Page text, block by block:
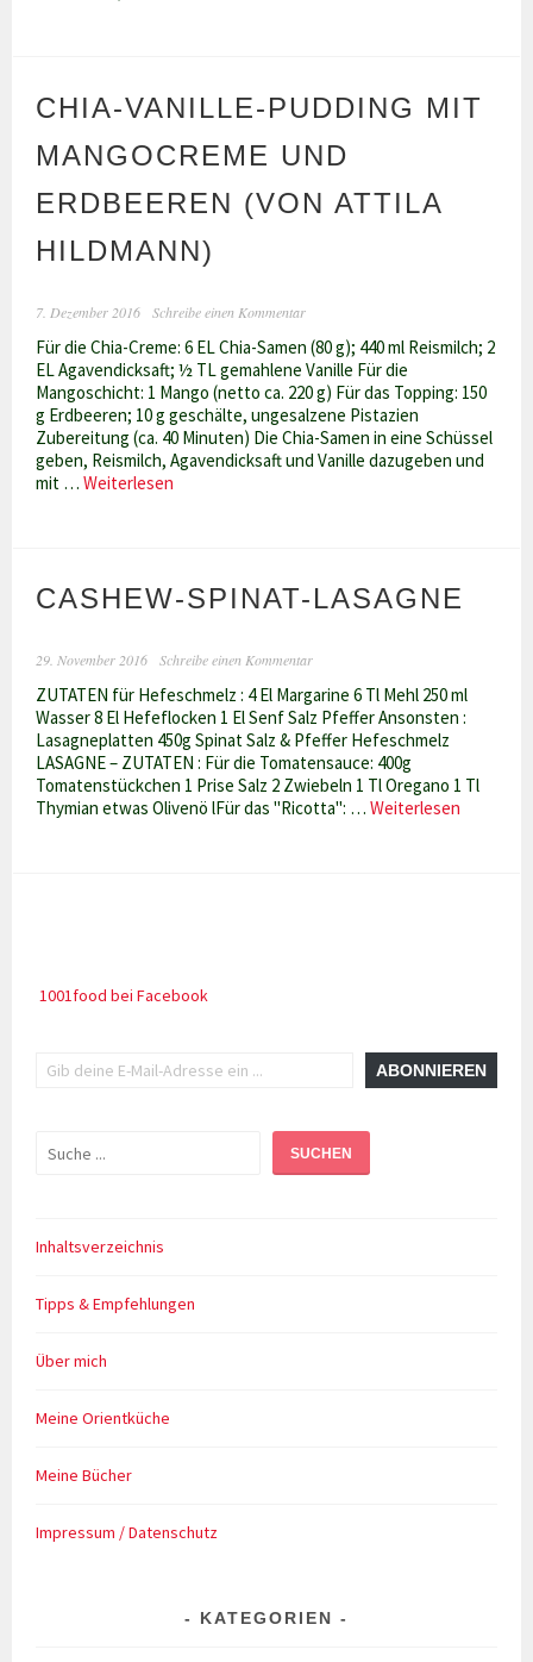
Creme
Hirse-
Vanille-
Boden
(Attila
CHIA-VANILLE-PUDDING MIT
MANGOCREME UND
ERDBEEREN (VON ATTILA
HILDMANN)
7. Dezember 2016 Schreibe einen Kommentar
Für die Chia-Creme: 6 EL Chia-Samen (80 g); 440 ml Reismilch; 2
EL Agavendicksaft; ½ TL gemahlene Vanille Für die
Mangoschicht: 1 Mango (netto ca. 220 g) Für das Topping: 150
g Erdbeeren; 10 g geschälte, ungesalzene Pistazien
Zubereitung (ca. 40 Minuten) Die Chia-Samen in eine Schüssel
geben, Reismilch, Agavendicksaft und Vanille dazugeben und
mit …Weiterlesen
und
Attila
Hildmann)
CASHEW-SPINAT-LASAGNE
29. November 2016 Schreibe einen Kommentar
ZUTATEN für Hefeschmelz : 4 El Margarine 6 Tl Mehl 250 ml
Wasser 8 El Hefeflocken 1 El Senf Salz Pfeffer Ansonsten :
Lasagneplatten 450g Spinat Salz & Pfeffer Hefeschmelz
LASAGNE – ZUTATEN : Für die Tomatensauce: 400g
Tomatenstückchen 1 Prise Salz 2 Zwiebeln 1 Tl Oregano 1 Tl
Thymian etwas Olivenö lFür das "Ricotta": …Weiterlesen
1001food bei Facebook
ABONNIEREN
Suchen SUCHEN
Inhaltsverzeichnis
Tipps & Empfehlungen
Über mich
Meine Orientküche
Meine Bücher
Impressum / Datenschutz
KATEGORIEN